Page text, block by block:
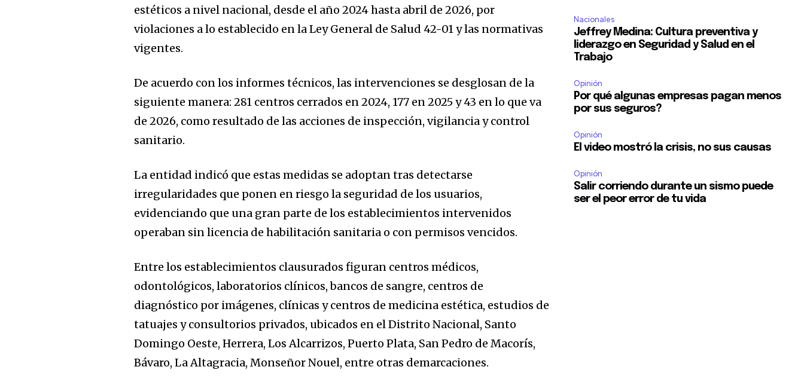
estéticos a nivel nacional, desde el año 2024 hasta abril de 2026, por
violaciones a lo establecido en la Ley General de Salud 42-01 y las normativas
vigentes.
De acuerdo con los informes técnicos, las intervenciones se desglosan de la
siguiente manera: 281 centros cerrados en 2024, 177 en 2025 y 43 en lo que va
de 2026, como resultado de las acciones de inspección, vigilancia y control
sanitario.
La entidad indicó que estas medidas se adoptan tras detectarse
irregularidades que ponen en riesgo la seguridad de los usuarios,
evidenciando que una gran parte de los establecimientos intervenidos
operaban sin licencia de habilitación sanitaria o con permisos vencidos.
Entre los establecimientos clausurados figuran centros médicos,
odontológicos, laboratorios clínicos, bancos de sangre, centros de
diagnóstico por imágenes, clínicas y centros de medicina estética, estudios de
tatuajes y consultorios privados, ubicados en el Distrito Nacional, Santo
Domingo Oeste, Herrera, Los Alcarrizos, Puerto Plata, San Pedro de Macorís,
Bávaro, La Altagracia, Monseñor Nouel, entre otras demarcaciones.
Nacionales
Jeffrey Medina: Cultura preventiva y
liderazgo en Seguridad y Salud en el
Trabajo
Opinión
Por qué algunas empresas pagan menos
por sus seguros?
Opinión
El video mostró la crisis, no sus causas
Opinión
Salir corriendo durante un sismo puede
ser el peor error de tu vida